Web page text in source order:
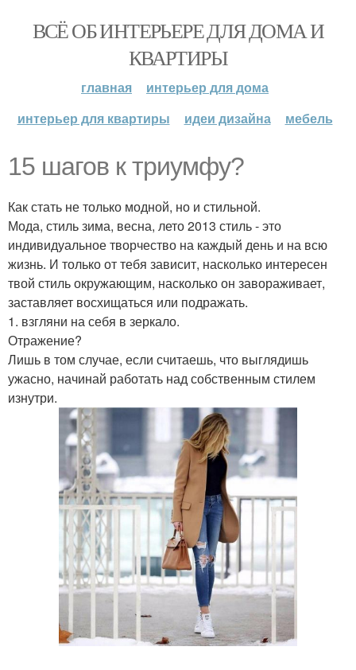
ВСЁ ОБ ИНТЕРЬЕРЕ ДЛЯ ДОМА И
КВАРТИРЫ
главная
интерьер для дома
интерьер для квартиры
идеи дизайна мебель
15 шагов к триумфу?
Как стать не только модной, но и стильной.
Мода, стиль зима, весна, лето 2013 стиль - это
индивидуальное творчество на каждый день и на всю
жизнь. И только от тебя зависит, насколько интересен
твой стиль окружающим, насколько он завораживает,
заставляет восхищаться или подражать.
1. взгляни на себя в зеркало.
Отражение?
Лишь в том случае, если считаешь, что выглядишь
ужасно, начинай работать над собственным стилем
изнутри.